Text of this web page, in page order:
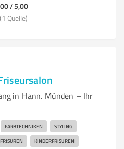
/ 5,00
(1 Quelle)
in Hann. Münden – Ihr
FARBTECHNIKEN STYLING
KINDERFRISUREN